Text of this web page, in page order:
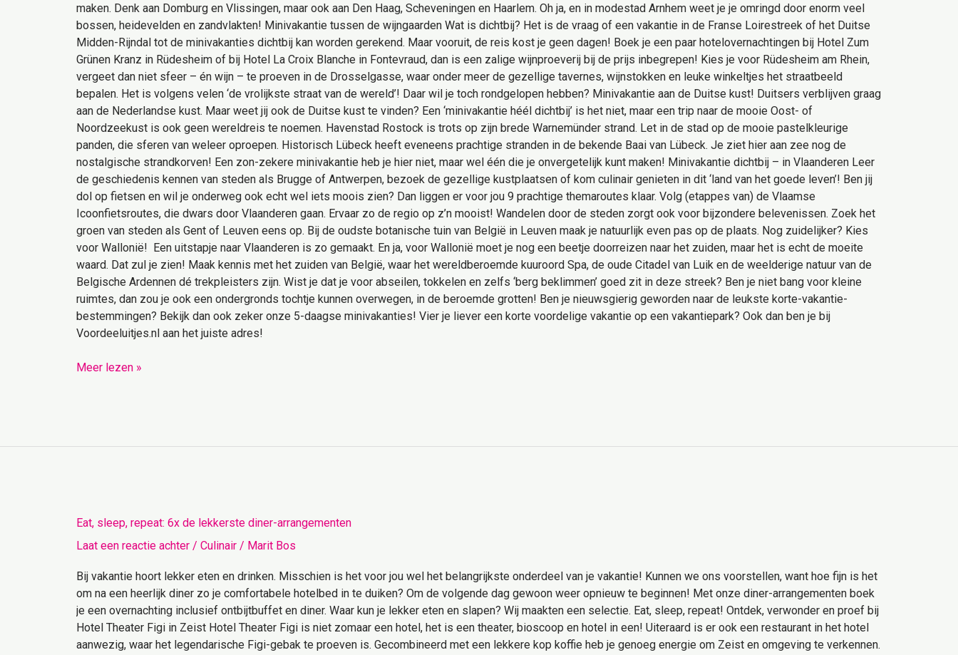
maken. Denk aan Domburg en Vlissingen, maar ook aan Den Haag, Scheveningen en Haarlem. Oh ja, en in modestad Arnhem weet je je omringd door enorm veel
bossen, heidevelden en zandvlakten! Minivakantie tussen de wijngaarden Wat is dichtbij? Het is de vraag of een vakantie in de Franse Loirestreek of het Duitse
Midden-Rijndal tot de minivakanties dichtbij kan worden gerekend. Maar vooruit, de reis kost je geen dagen! Boek je een paar hotelovernachtingen bij Hotel Zum
Grünen Kranz in Rüdesheim of bij Hotel La Croix Blanche in Fontevraud, dan is een zalige wijnproeverij bij de prijs inbegrepen! Kies je voor Rüdesheim am Rhein,
vergeet dan niet sfeer – én wijn – te proeven in de Drosselgasse, waar onder meer de gezellige tavernes, wijnstokken en leuke winkeltjes het straatbeeld
bepalen. Het is volgens velen ‘de vrolijkste straat van de wereld’! Daar wil je toch rondgelopen hebben? Minivakantie aan de Duitse kust! Duitsers verblijven graag
aan de Nederlandse kust. Maar weet jij ook de Duitse kust te vinden? Een ‘minivakantie héél dichtbij’ is het niet, maar een trip naar de mooie Oost- of
Noordzeekust is ook geen wereldreis te noemen. Havenstad Rostock is trots op zijn brede Warnemünder strand. Let in de stad op de mooie pastelkleurige
panden, die sferen van weleer oproepen. Historisch Lübeck heeft eveneens prachtige stranden in de bekende Baai van Lübeck. Je ziet hier aan zee nog de
nostalgische strandkorven! Een zon-zekere minivakantie heb je hier niet, maar wel één die je onvergetelijk kunt maken! Minivakantie dichtbij – in Vlaanderen Leer
de geschiedenis kennen van steden als Brugge of Antwerpen, bezoek de gezellige kustplaatsen of kom culinair genieten in dit ‘land van het goede leven’! Ben jij
dol op fietsen en wil je onderweg ook echt wel iets moois zien? Dan liggen er voor jou 9 prachtige themaroutes klaar. Volg (etappes van) de Vlaamse
Icoonfietsroutes, die dwars door Vlaanderen gaan. Ervaar zo de regio op z’n mooist! Wandelen door de steden zorgt ook voor bijzondere belevenissen. Zoek het
groen van steden als Gent of Leuven eens op. Bij de oudste botanische tuin van België in Leuven maak je natuurlijk even pas op de plaats. Nog zuidelijker? Kies
voor Wallonië! Een uitstapje naar Vlaanderen is zo gemaakt. En ja, voor Wallonië moet je nog een beetje doorreizen naar het zuiden, maar het is echt de moeite
waard. Dat zul je zien! Maak kennis met het zuiden van België, waar het wereldberoemde kuuroord Spa, de oude Citadel van Luik en de weelderige natuur van de
Belgische Ardennen dé trekpleisters zijn. Wist je dat je voor abseilen, tokkelen en zelfs ‘berg beklimmen’ goed zit in deze streek? Ben je niet bang voor kleine
ruimtes, dan zou je ook een ondergronds tochtje kunnen overwegen, in de beroemde grotten! Ben je nieuwsgierig geworden naar de leukste korte-vakantie-
bestemmingen? Bekijk dan ook zeker onze 5-daagse minivakanties! Vier je liever een korte voordelige vakantie op een vakantiepark? Ook dan ben je bij
Voordeeluitjes.nl aan het juiste adres!
Meer lezen »
Eat, sleep, repeat: 6x de lekkerste diner-arrangementen
Laat een reactie achter / Culinair/ Marit Bos
Bij vakantie hoort lekker eten en drinken. Misschien is het voor jou wel het belangrijkste onderdeel van je vakantie! Kunnen we ons voorstellen, want hoe fijn is het
om na een heerlijk diner zo je comfortabele hotelbed in te duiken? Om de volgende dag gewoon weer opnieuw te beginnen! Met onze diner-arrangementen boek
je een overnachting inclusief ontbijtbuffet en diner. Waar kun je lekker eten en slapen? Wij maakten een selectie. Eat, sleep, repeat! Ontdek, verwonder en proef bij
Hotel Theater Figi in Zeist Hotel Theater Figi is niet zomaar een hotel, het is een theater, bioscoop en hotel in een! Uiteraard is er ook een restaurant in het hotel
aanwezig, waar het legendarische Figi-gebak te proeven is. Gecombineerd met een lekkere kop koffie heb je genoeg energie om Zeist en omgeving te verkennen.
Eat,
sleep,
repeat:
de
lekkerste
diner-
arrangementen